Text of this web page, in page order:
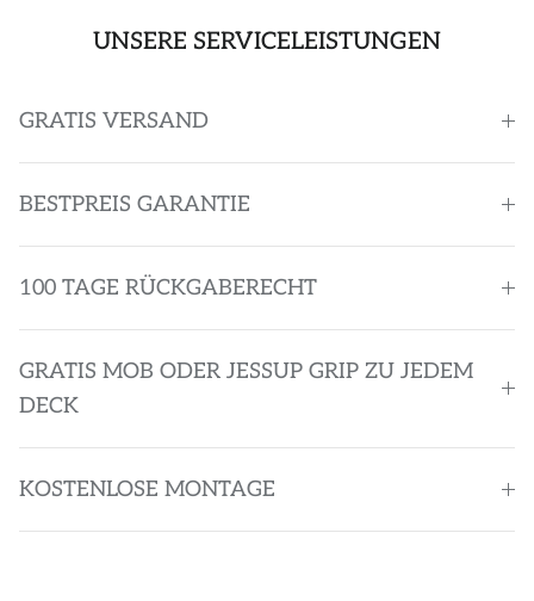
UNSERE SERVICELEISTUNGEN
GRATIS VERSAND
BESTPREIS GARANTIE
100 TAGE RÜCKGABERECHT
GRATIS MOB ODER JESSUP GRIP ZU JEDEM
DECK
KOSTENLOSE MONTAGE